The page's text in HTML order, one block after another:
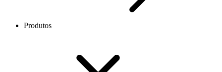
Produtos